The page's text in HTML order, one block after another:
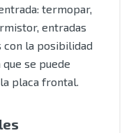
termopar,
entradas
la posibilidad
se puede
placa frontal.